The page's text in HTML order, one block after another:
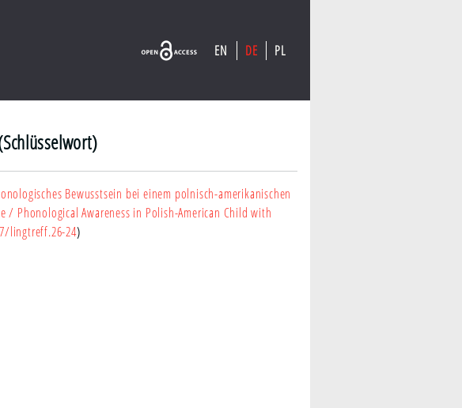
EN DE PL
Bewusstsein bei einem polnisch-amerikanischen
/ Phonological Awareness in Polish-American Child with
lingtreff.26-24)